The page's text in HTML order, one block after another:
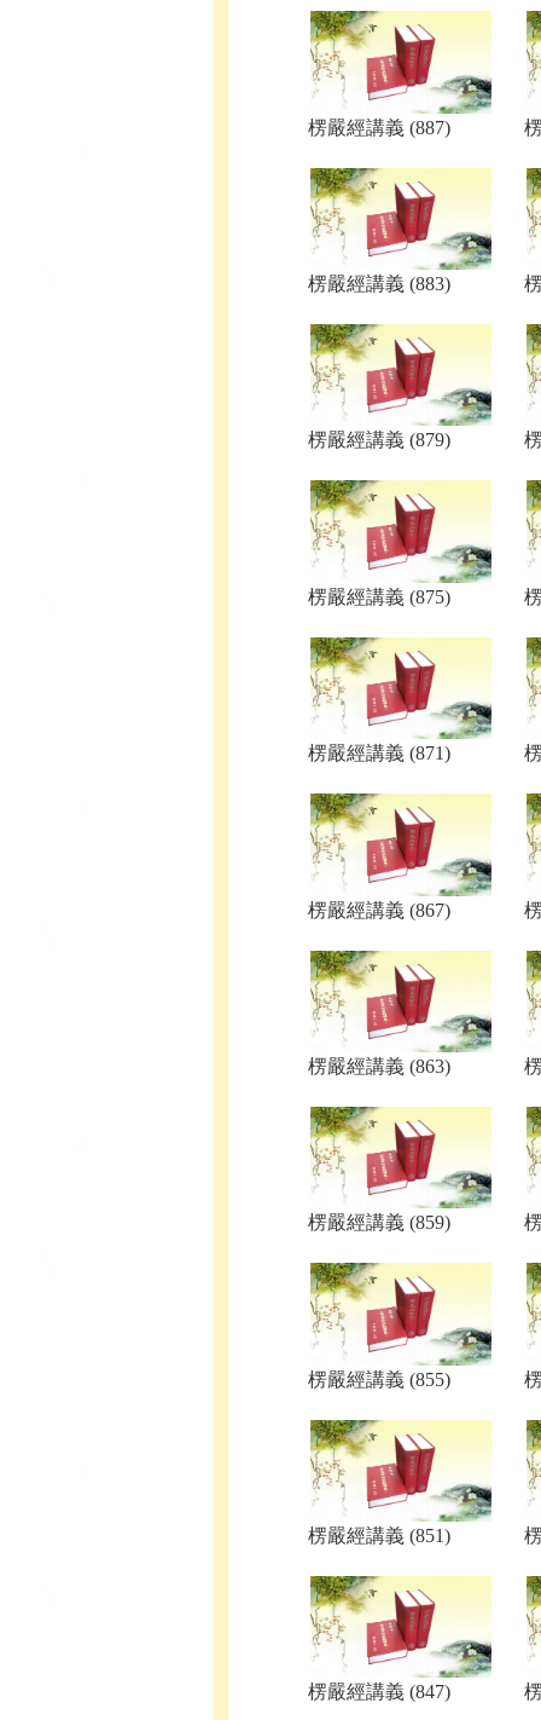
楞嚴經講義 (887)
楞嚴經講義 (883)
楞嚴經講義 (879)
楞嚴經講義 (875)
楞嚴經講義 (871)
楞嚴經講義 (867)
楞嚴經講義 (863)
楞嚴經講義 (859)
楞嚴經講義 (855)
楞嚴經講義 (851)
楞嚴經講義 (847)